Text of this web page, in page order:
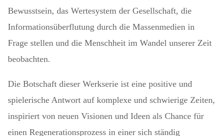
Bewusstsein, das Wertesystem der Gesellschaft, die
Informationsüberflutung durch die Massenmedien in
Frage stellen und die Menschheit im Wandel unserer Zeit
beobachten.
Die Botschaft dieser Werkserie ist eine positive und
spielerische Antwort auf komplexe und schwierige Zeiten,
inspiriert von neuen Visionen und Ideen als Chance für
einen Regenerationsprozess in einer sich ständig